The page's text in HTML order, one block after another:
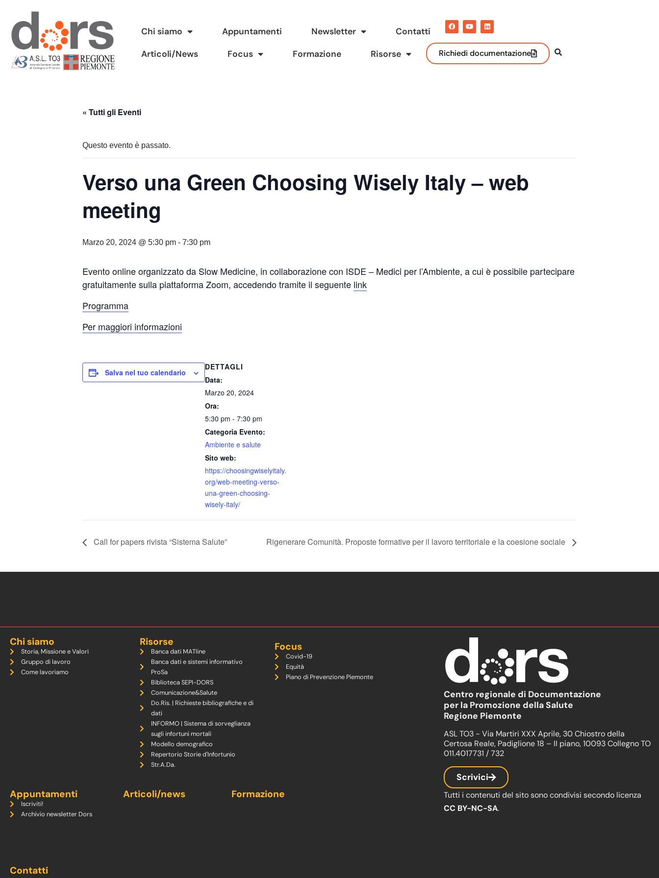
Vai
al
contenuto
Chi siamo Appuntamenti Newsletter Contatti
Articoli/News Focus Formazione Risorse Richiedi documentazione
« Tutti gli Eventi
Questo evento è passato.
Verso una Green Choosing Wisely Italy – web
meeting
Marzo 20, 2024 @ 5:30 pm - 7:30 pm
Evento online organizzato da Slow Medicine, in collaborazione con ISDE – Medici per l’Ambiente, a cui è possibile partecipare
gratuitamente sulla piattaforma Zoom, accedendo tramite il seguente link
Programma
Per maggiori informazioni
Salva nel tuo calendario
DETTAGLI
Data:
Marzo 20, 2024
Ora:
5:30 pm - 7:30 pm
Categoria Evento:
Ambiente e salute
Sito web:
https://choosingwiselyitaly.
org/web-meeting-verso-
una-green-choosing-
wisely-italy/
Call for papers rivista “Sistema Salute” Rigenerare Comunità. Proposte formative per il lavoro territoriale e la coesione sociale
Chi siamo
Storia, Missione e Valori
Gruppo di lavoro
Come lavoriamo
Risorse
Banca dati MATline
Banca dati e sistemi informativo
ProSa
Biblioteca SEPI-DORS
Comunicazione&Salute
Do.Ris. | Richieste bibliografiche e di
dati
INFORMO | Sistema di sorveglianza
sugli infortuni mortali
Modello demografico
Repertorio Storie d'Infortunio
Str.A.Da.
Focus
Covid-19
Equità
Piano di Prevenzione Piemonte
Appuntamenti
Iscriviti!
Archivio newsletter Dors
Articoli/news Formazione
Contatti
Centro regionale di Documentazione
per la Promozione della Salute
Regione Piemonte
ASL TO3 - Via Martiri XXX Aprile, 30 Chiostro della
Certosa Reale, Padiglione 18 – II piano, 10093 Collegno TO
011.4017731 / 732
Scrivici
Tutti i contenuti del sito sono condivisi secondo licenza
CC BY-NC-SA.